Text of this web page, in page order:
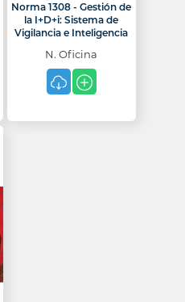
Norma 1308 - Gestión de
la I+D+i: Sistema de
Vigilancia e Inteligencia
N. Oficina